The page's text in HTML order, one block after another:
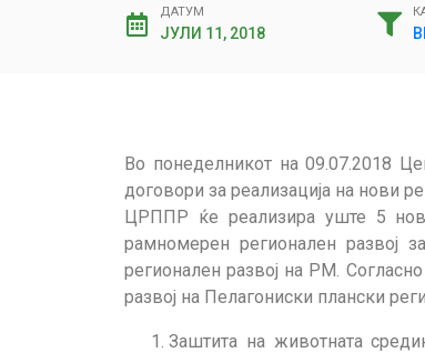
ДАТУМ
ЈУЛИ 11, 2018
Во понеделникот на 09.07.2018
договори за реализација на нови
ЦРППР ќе реализира уште 5
рамномерен регионален развој
регионален развој на РМ.
развој на Пелагониски плански
Заштита на животната